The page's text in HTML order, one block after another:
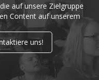
auf unsere Zielgruppe
Content auf unserem
uns!